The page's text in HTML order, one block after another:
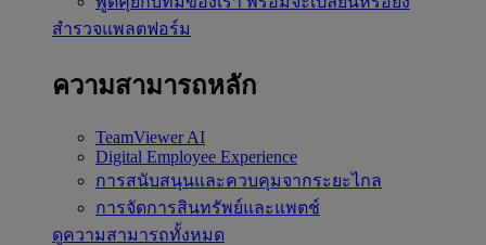
สำรวจแพลตฟอร์ม
ความสามารถหลัก
TeamViewer AI
Digital Employee Experience
การสนับสนุนและควบคุมจากระยะไกล
การจัดการสินทรัพย์และแพตช์
ดูความสามารถทั้งหมด